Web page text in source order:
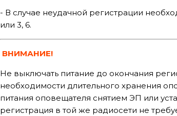
- В случае неудачной регистрации
или 3, 6.
ВНИМАНИЕ!
Не выключать питание до окончания
необходимости длительного хранения
питания оповещателя снятием ЭП или
регистрация в той же радиосети не